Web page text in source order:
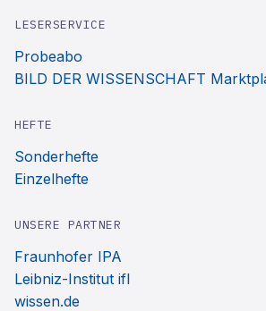
LESERSERVICE
Probeabo
BILD DER WISSENSCHAFT
HEFTE
Sonderhefte
Einzelhefte
UNSERE PARTNER
Fraunhofer IPA
Leibniz-Institut ifl
wissen.de